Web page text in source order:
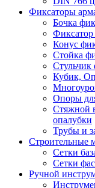
Фиксаторы
Бочка
Фиксатор
Конус
Стойка
Стульчик
Кубик,
Опоры
Стяжной
опалубки
Трубы и
Строительные
Сетки
Сетки
Ручной